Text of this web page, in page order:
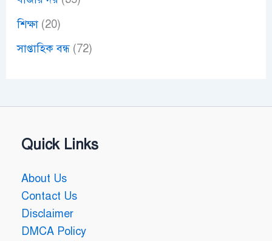
শিক্ষা(20)
সাপ্তাহিক বন্ধ(72)
Quick Links
About Us
Contact Us
Disclaimer
DMCA Policy